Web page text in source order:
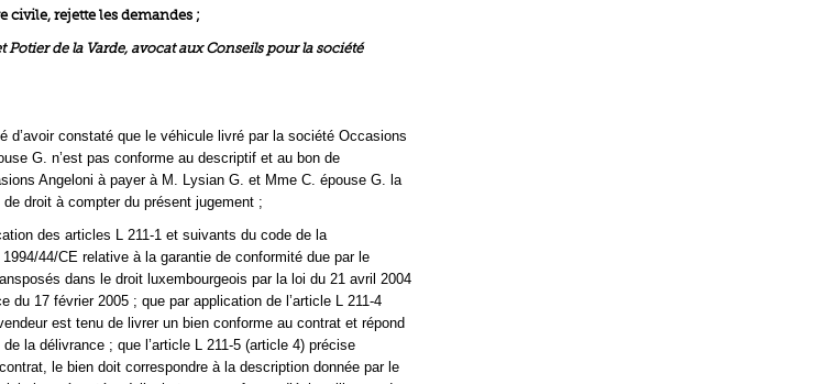
civile, rejette les demandes ;
de la Varde, avocat aux Conseils pour la société
d’avoir constaté que le véhicule livré par la société Occasions
G. n’est pas conforme au descriptif et au bon de
Angeloni à payer à M. Lysian G. et Mme C. épouse G. la
droit à compter du présent jugement ;
des articles L 211-1 et suivants du code de la
44/CE relative à la garantie de conformité due par le
dans le droit luxembourgeois par la loi du 21 avril 2004
du 17 février 2005 ; que par application de l’article L 211-4
est tenu de livrer un bien conforme au contrat et répond
la délivrance ; que l’article L 211-5 (article 4) précise
le bien doit correspondre à la description donnée par le